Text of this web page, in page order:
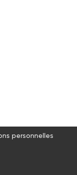
personnelles